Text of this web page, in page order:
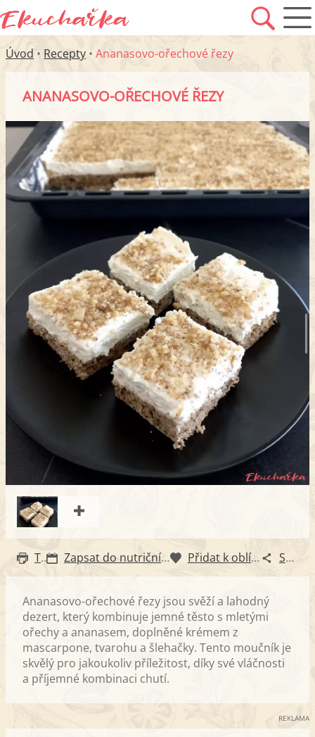
Úvod • Recepty • Ananasovo-ořechové řezy
ANANASOVO-OŘECHOVÉ ŘEZY
Tisk Zapsat do nutričního diáře Přidat k oblíbeným Sdílet
Ananasovo-ořechové řezy jsou svěží a lahodný
dezert, který kombinuje jemné těsto s mletými
ořechy a ananasem, doplněné krémem z
mascarpone, tvarohu a šlehačky. Tento moučník je
skvělý pro jakoukoliv příležitost, díky své vláčnosti
a příjemné kombinaci chutí.
REKLAMA